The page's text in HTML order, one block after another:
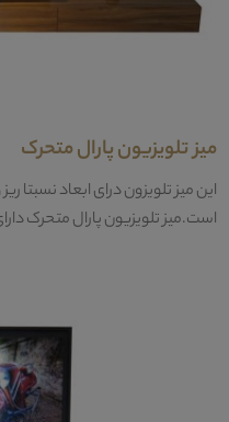
میز تلویزیون پارال متحرک
این میز تلویزون درای ابعاد
است.میز تلویزیون پارال متحرک دارای 4 کشو در دو ارتفاع متفاوت